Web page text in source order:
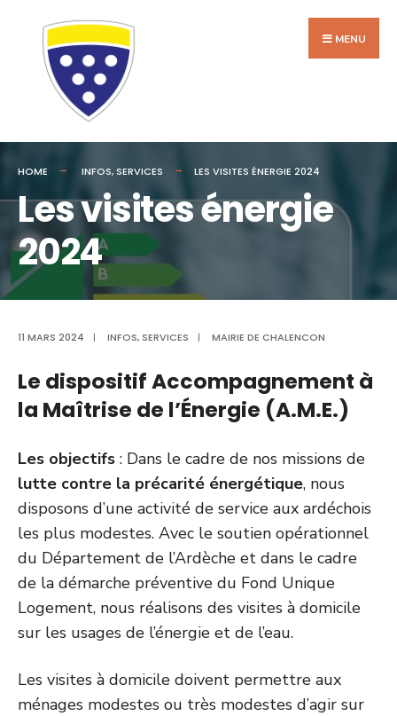
content
MENU
HOME INFOS,SERVICES LES VISITES ÉNERGIE 2024
Les visites énergie
2024
11 MARS 2024 | INFOS, SERVICES | MAIRIE DE CHALENCON
Le dispositif Accompagnement à
la Maîtrise de l’Énergie (A.M.E.)
Les objectifs : Dans le cadre de nos missions de
lutte contre la précarité énergétique, nous
disposons d’une activité de service aux ardéchois
les plus modestes. Avec le soutien opérationnel
du Département de l’Ardèche et dans le cadre
de la démarche préventive du Fond Unique
Logement, nous réalisons des visites à domicile
sur les usages de l’énergie et de l’eau.
Les visites à domicile doivent permettre aux
ménages modestes ou très modestes d’agir sur
for: